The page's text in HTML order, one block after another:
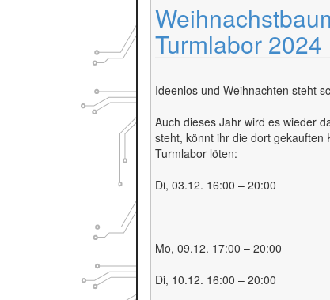
Turmlabor 2024
Ideenlos und Weihnachten steht
Auch dieses Jahr wird es wieder
steht, könnt ihr die dort gekauften
Turmlabor löten:
Di, 03.12. 16:00 – 20:00
Mo, 09.12. 17:00 – 20:00
Di, 10.12. 16:00 – 20:00